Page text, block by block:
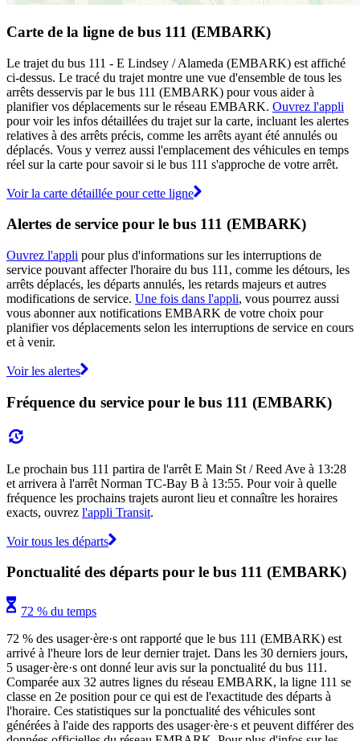
Carte de la ligne de bus 111 (EMBARK)
Le trajet du bus 111 - E Lindsey / Alameda (EMBARK) est affiché
ci-dessus. Le tracé du trajet montre une vue d'ensemble de tous les
arrêts desservis par le bus 111 (EMBARK) pour vous aider à
planifier vos déplacements sur le réseau EMBARK. Ouvrez l'appli
pour voir les infos détaillées du trajet sur la carte, incluant les alertes
relatives à des arrêts précis, comme les arrêts ayant été annulés ou
déplacés. Vous y verrez aussi l'emplacement des véhicules en temps
réel sur la carte pour savoir si le bus 111 s'approche de votre arrêt.
Voir la carte détaillée pour cette ligne
Alertes de service pour le bus 111 (EMBARK)
Ouvrez l'appli pour plus d'informations sur les interruptions de
service pouvant affecter l'horaire du bus 111, comme les détours, les
arrêts déplacés, les départs annulés, les retards majeurs et autres
modifications de service. Une fois dans l'appli, vous pourrez aussi
vous abonner aux notifications EMBARK de votre choix pour
planifier vos déplacements selon les interruptions de service en cours
et à venir.
Voir les alertes
Fréquence du service pour le bus 111 (EMBARK)
Le prochain bus 111 partira de l'arrêt E Main St / Reed Ave à 13:28
et arrivera à l'arrêt Norman TC-Bay B à 13:55. Pour voir à quelle
fréquence les prochains trajets auront lieu et connaître les horaires
exacts, ouvrez l'appli Transit.
Voir tous les départs
Ponctualité des départs pour le bus 111 (EMBARK)
72 % du temps
72 % des usager·ère·s ont rapporté que le bus 111 (EMBARK) est
arrivé à l'heure lors de leur dernier trajet. Dans les 30 derniers jours,
5 usager·ère·s ont donné leur avis sur la ponctualité du bus 111.
Comparée aux 32 autres lignes du réseau EMBARK, la ligne 111 se
classe en 2e position pour ce qui est de l'exactitude des départs à
l'horaire. Ces statistiques sur la ponctualité des véhicules sont
générées à l'aide des rapports des usager·ère·s et peuvent différer des